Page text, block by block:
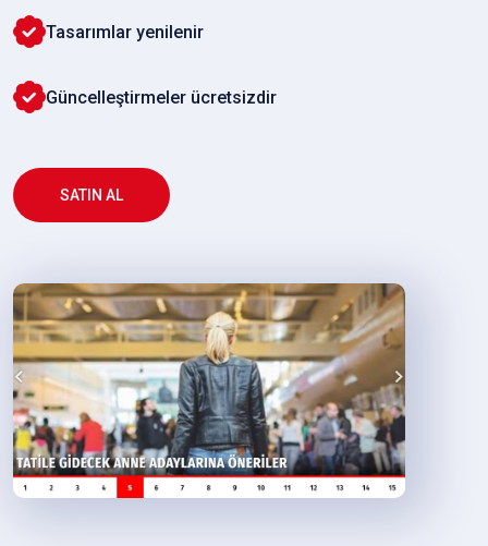
Tasarımlar yenilenir
Güncelleştirmeler ücretsizdir
SATIN AL